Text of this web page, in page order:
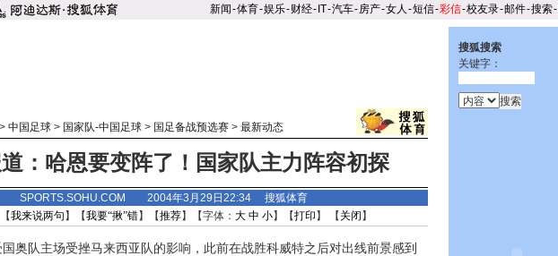
新闻-体育-娱乐-财经- IT-汽车-房产-女人 -短信-彩信-校友录-邮件-搜索-
> 中国足球 > 国家队-中国足球 > 国足备战预选赛 > 最新动态
：哈恩要变阵了！国家队主力阵容初探
SPORTS.SOHU.COM 2004年3月29日22:34 搜狐体育
我来说两句 】【我要“揪”错】【推荐】【字体： 大 中 小】【打印 】 【 关闭 】
队主场受挫马来西亚队的影响，此前在战胜科威特之后对出线前景感到
搜狐搜索
关键字：